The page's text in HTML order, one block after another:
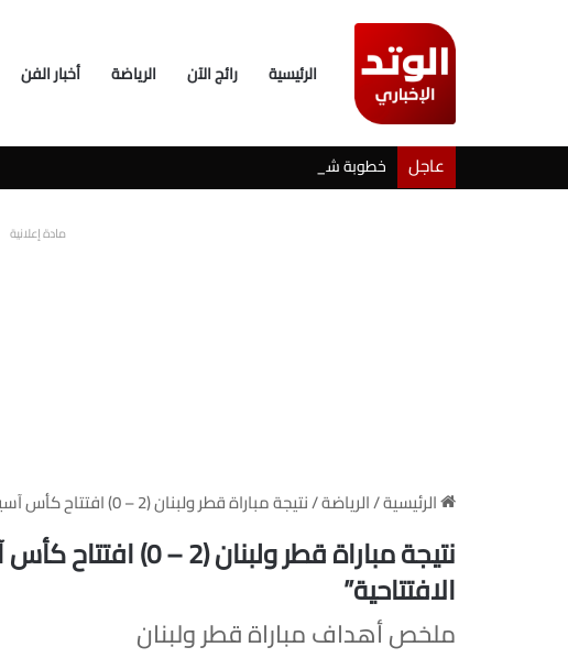
الرئيسية رائج الآن الرياضة أخبار الفن
عاجل
خطوبة شيرين بيوتي وأسامة مروة تثير ضجة على السوشيال ميديا
مادة إعلانية
الرئيسية/الرياضة/نتيجة مباراة قطر ولبنان (2 – 0) افتتاح كأس آسيا 2023 “ملخص أهداف المباراة الافتتاحية”
الافتتاحية”
ملخص أهداف مباراة قطر ولبنان